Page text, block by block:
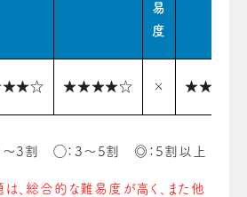
易
度
★★★★☆ ×
〜3割 ◯：3〜5割 ◎：5割以上
、総合的な難易度が高く、また他